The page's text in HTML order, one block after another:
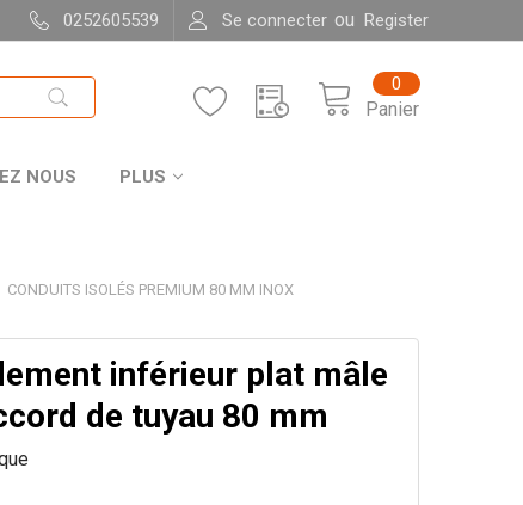
0252605539 Se connecter ou Register
Panier
0
NOUS PLUS
CONDUITS ISOLÉS PREMIUM 80 MM INOX
inférieur plat mâle
de tuyau 80 mm